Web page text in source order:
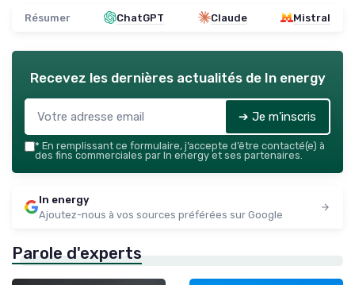
Résumer ChatGPT Claude Mistral
Recevez les dernières actualités de In energy
➔ Je m'inscris
* En remplissant ce formulaire, j’accepte d’être contacté(e) à
des fins commerciales par In energy et ses partenaires.
In energy
Ajoutez-nous à vos sources préférées sur Google
Parole d'experts